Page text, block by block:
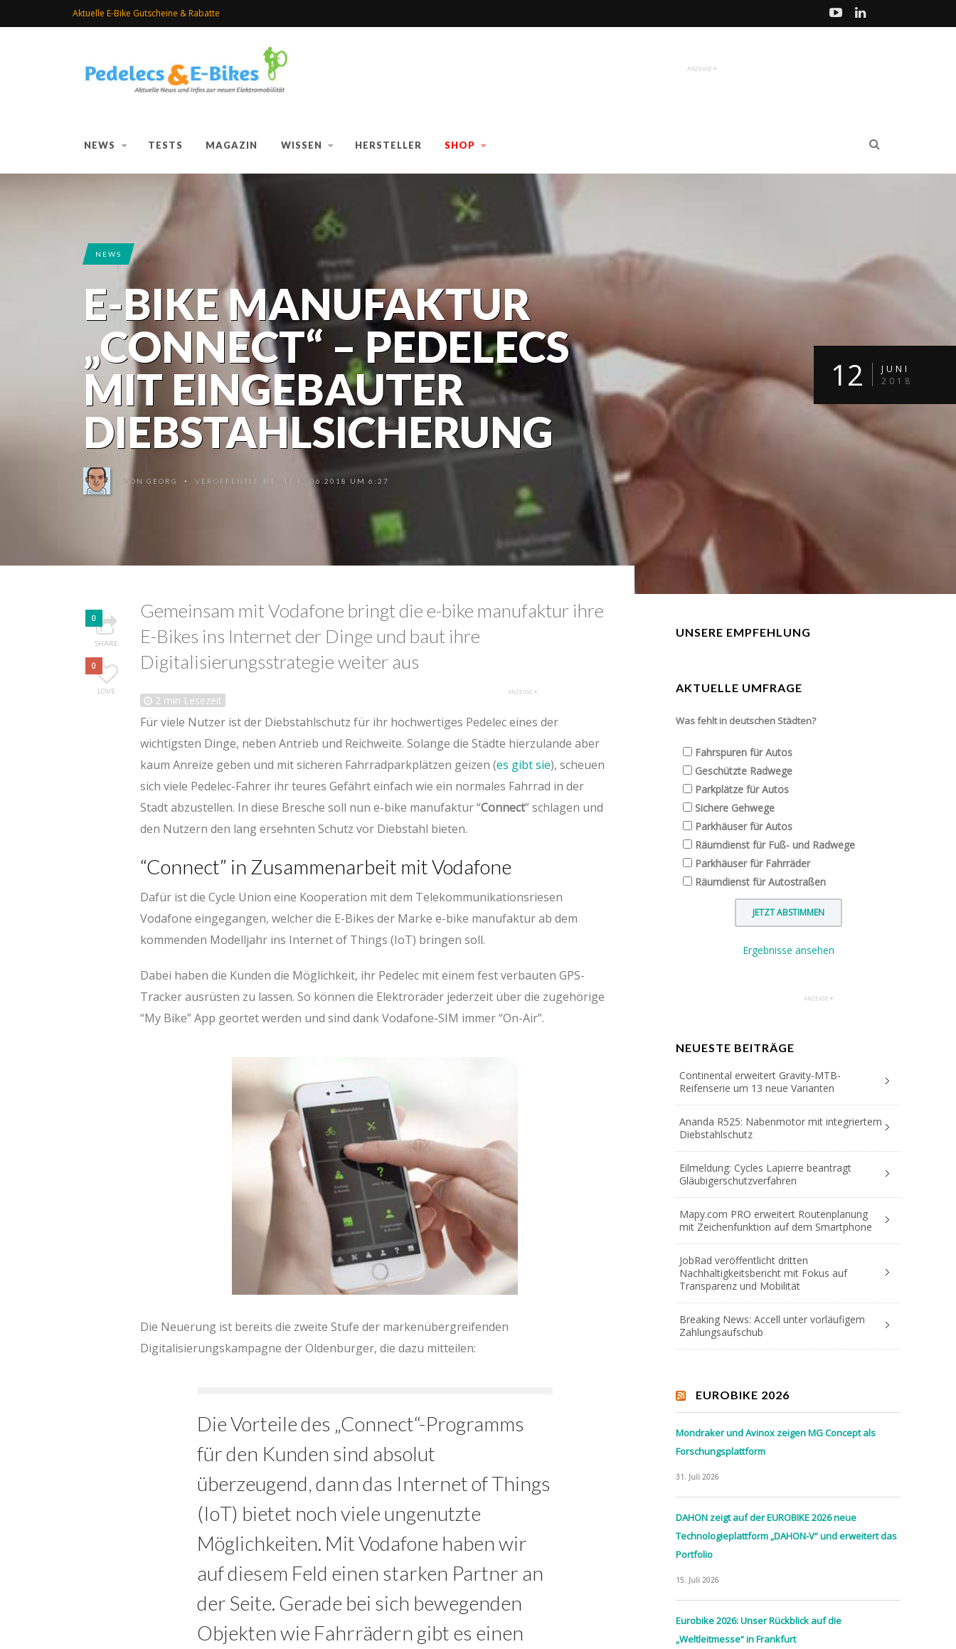
Aktuelle E-Bike Gutscheine & Rabatte
NEWS TESTS MAGAZIN WISSEN HERSTELLER SHOP
NEWS
E-BIKE MANUFAKTUR
„CONNECT“ – PEDELECS
MIT EINGEBAUTER
DIEBSTAHLSICHERUNG
VON GEORG • VERÖFFENTLICHT AM 12.06.2018 UM 6:27
12
JUNI
2018
0
SHARE
0
LOVE
Gemeinsam mit Vodafone bringt die e-bike manufaktur ihre
E-Bikes ins Internet der Dinge und baut ihre
Digitalisierungsstrategie weiter aus
2 min Lesezeit
Für viele Nutzer ist der Diebstahlschutz für ihr hochwertiges Pedelec eines der
wichtigsten Dinge, neben Antrieb und Reichweite. Solange die Städte hierzulande aber
kaum Anreize geben und mit sicheren Fahrradparkplätzen geizen (es gibt sie), scheuen
sich viele Pedelec-Fahrer ihr teures Gefährt einfach wie ein normales Fahrrad in der
Stadt abzustellen. In diese Bresche soll nun e-bike manufaktur “Connect” schlagen und
den Nutzern den lang ersehnten Schutz vor Diebstahl bieten.
“Connect” in Zusammenarbeit mit Vodafone
Dafür ist die Cycle Union eine Kooperation mit dem Telekommunikationsriesen
Vodafone eingegangen, welcher die E-Bikes der Marke e-bike manufaktur ab dem
kommenden Modelljahr ins Internet of Things (IoT) bringen soll.
Dabei haben die Kunden die Möglichkeit, ihr Pedelec mit einem fest verbauten GPS-
Tracker ausrüsten zu lassen. So können die Elektroräder jederzeit über die zugehörige
“My Bike” App geortet werden und sind dank Vodafone-SIM immer “On-Air”.
Die Neuerung ist bereits die zweite Stufe der markenübergreifenden
Digitalisierungskampagne der Oldenburger, die dazu mitteilen:
Die Vorteile des „Connect“-Programms
für den Kunden sind absolut
überzeugend, dann das Internet of Things
(IoT) bietet noch viele ungenutzte
Möglichkeiten. Mit Vodafone haben wir
auf diesem Feld einen starken Partner an
der Seite. Gerade bei sich bewegenden
Objekten wie Fahrrädern gibt es einen
UNSERE EMPFEHLUNG
AKTUELLE UMFRAGE
Was fehlt in deutschen Städten?
Fahrspuren für Autos
Geschützte Radwege
Parkplätze für Autos
Sichere Gehwege
Parkhäuser für Autos
Räumdienst für Fuß- und Radwege
Parkhäuser für Fahrräder
Räumdienst für Autostraßen
Ergebnisse ansehen
NEUESTE BEITRÄGE
Continental erweitert Gravity-MTB-
Reifenserie um 13 neue Varianten
Ananda R525: Nabenmotor mit integriertem
Diebstahlschutz
Eilmeldung: Cycles Lapierre beantragt
Gläubigerschutzverfahren
Mapy.com PRO erweitert Routenplanung
mit Zeichenfunktion auf dem Smartphone
JobRad veröffentlicht dritten
Nachhaltigkeitsbericht mit Fokus auf
Transparenz und Mobilität
Breaking News: Accell unter vorläufigem
Zahlungsaufschub
EUROBIKE 2026
Mondraker und Avinox zeigen MG Concept als
Forschungsplattform
31. Juli 2026
DAHON zeigt auf der EUROBIKE 2026 neue
Technologieplattform „DAHON-V“ und erweitert das
Portfolio
15. Juli 2026
Eurobike 2026: Unser Rückblick auf die
„Weltleitmesse“ in Frankfurt